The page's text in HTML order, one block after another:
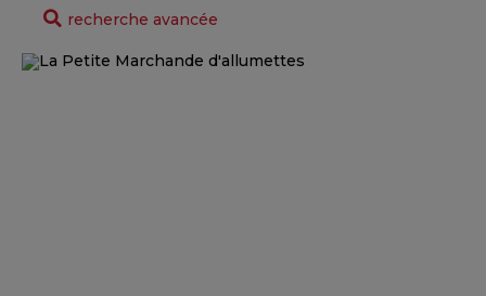
recherche avancée